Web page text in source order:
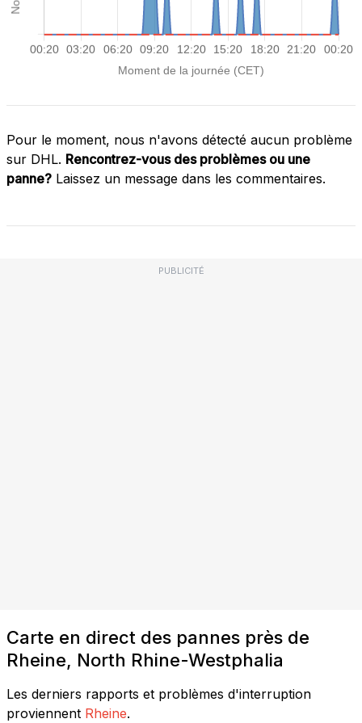
Pour le moment, nous n'avons détecté aucun problème
sur DHL. Rencontrez-vous des problèmes ou une
panne? Laissez un message dans les commentaires.
PUBLICITÉ
Carte en direct des pannes près de
Rheine, North Rhine-Westphalia
Les derniers rapports et problèmes d'interruption
proviennent Rheine.